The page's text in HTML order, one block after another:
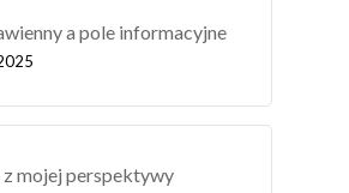
a pole informacyjne
z mojej perspektywy